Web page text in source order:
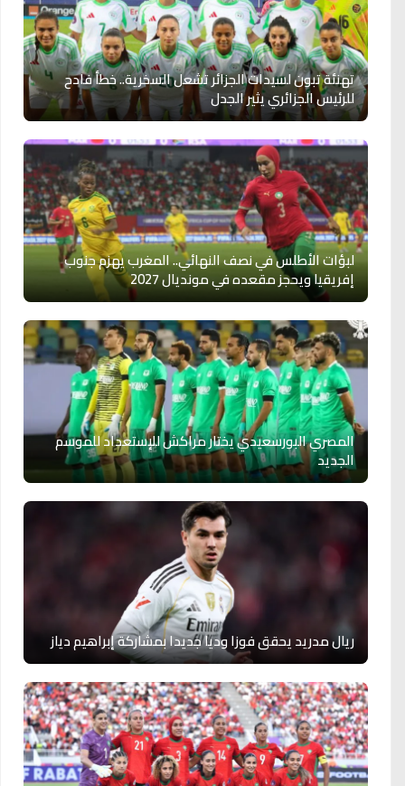
تهنئة تبون لسيدات الجزائر تشعل السخرية.. خطأ فادح
للرئيس الجزائري يثير الجدل
لبؤات الأطلس في نصف النهائي.. المغرب يهزم جنوب
إفريقيا ويحجز مقعده في مونديال 2027
المصري البورسعيدي يختار مراكش للإستعداد للموسم
الجديد
ريال مدريد يحقق فوزا وديا جديدا بمشاركة إبراهيم دياز